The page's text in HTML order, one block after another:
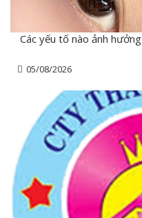
Các yếu tố nào ảnh
05/08/2026